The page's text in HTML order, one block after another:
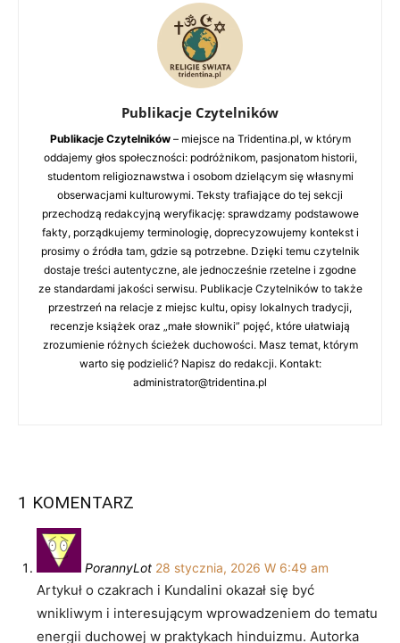
Publikacje Czytelników
Publikacje Czytelników– miejsce na Tridentina.pl, w którym
oddajemy głos społeczności: podróżnikom, pasjonatom historii,
studentom religioznawstwa i osobom dzielącym się własnymi
obserwacjami kulturowymi. Teksty trafiające do tej sekcji
przechodzą redakcyjną weryfikację: sprawdzamy podstawowe
fakty, porządkujemy terminologię, doprecyzowujemy kontekst i
prosimy o źródła tam, gdzie są potrzebne. Dzięki temu czytelnik
dostaje treści autentyczne, ale jednocześnie rzetelne i zgodne
ze standardami jakości serwisu. Publikacje Czytelników to także
przestrzeń na relacje z miejsc kultu, opisy lokalnych tradycji,
recenzje książek oraz „małe słowniki” pojęć, które ułatwiają
zrozumienie różnych ścieżek duchowości. Masz temat, którym
warto się podzielić? Napisz do redakcji. Kontakt:
administrator@tridentina.pl
1 KOMENTARZ
PorannyLot 28 stycznia, 2026 W 6:49 am
Artykuł o czakrach i Kundalini okazał się być
wnikliwym i interesującym wprowadzeniem do tematu
energii duchowej w praktykach hinduizmu. Autorka